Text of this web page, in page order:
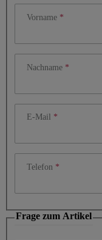
Vorname
Nachname
E-Mail
Telefon
Frage zum Artikel